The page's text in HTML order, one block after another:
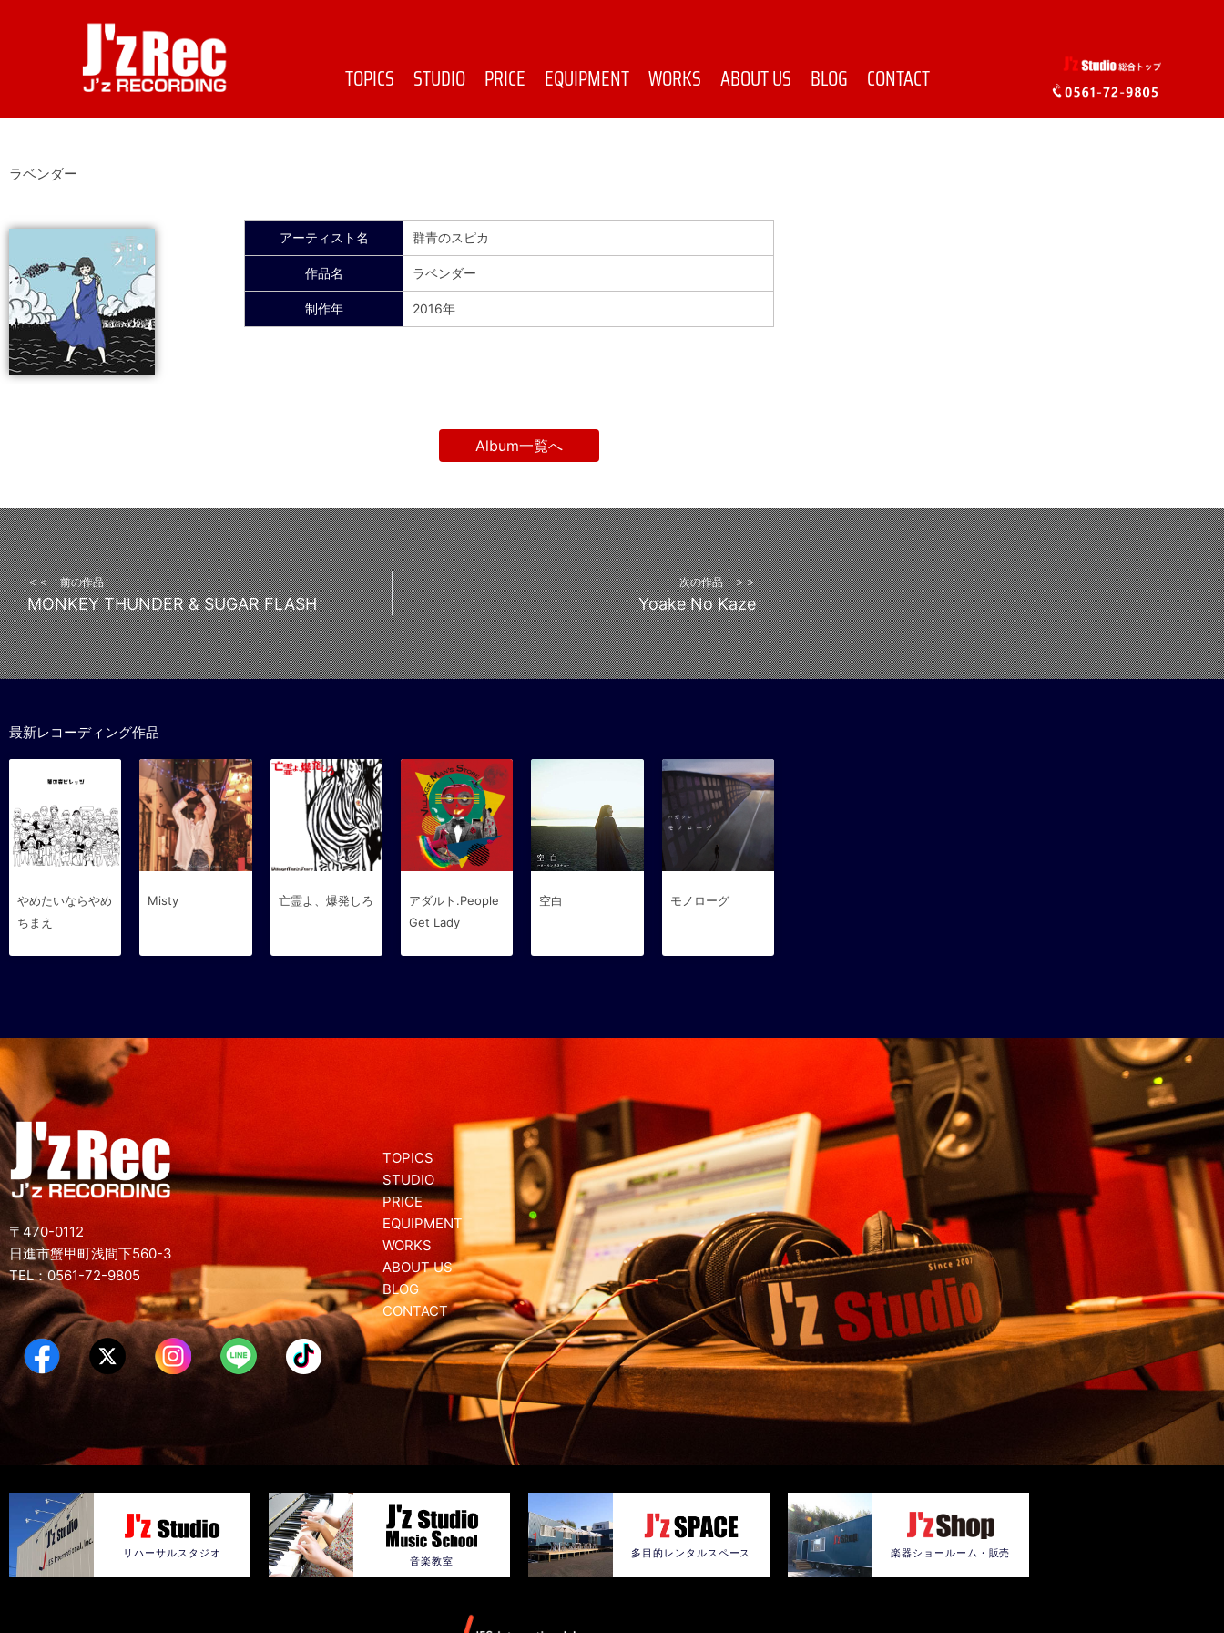
TOPICS STUDIO PRICE EQUIPMENT WORKS ABOUT US BLOG CONTACT
ラベンダー
アーティスト名 群青のスピカ
作品名 ラベンダー
制作年 2016年
Album一覧へ
＜＜ 前の作品
MONKEY THUNDER & SUGAR FLASH
次の作品 ＞＞
Yoake No Kaze
最新レコーディング作品
やめたいならやめ
ちまえ
Misty 亡霊よ、爆発しろ
アダルト.People
Get Lady
空白 モノローグ
〒470-0112
日進市蟹甲町浅間下560-3
TEL：0561-72-9805
TOPICS
STUDIO
PRICE
EQUIPMENT
WORKS
ABOUT US
BLOG
CONTACT
リハーサルスタジオ
音楽教室
多目的レンタルスペース 楽器ショールーム・販売